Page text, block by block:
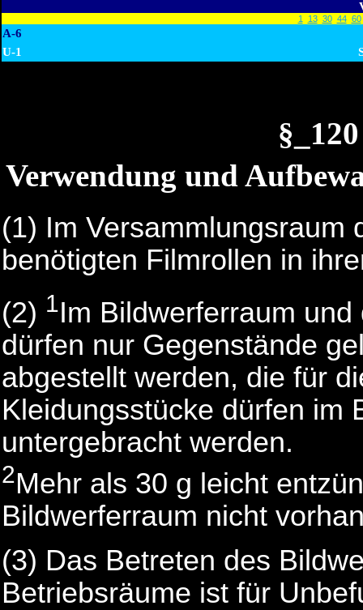
1 13 30 44 60
A-6
U-1
Verwendung und
(1) Im Versammlungsraum
benötigten Filmrollen in
(2) 1Im Bildwerferraum
dürfen nur Gegenstände
abgestellt werden, die für
Kleidungsstücke dürfen im
untergebracht werden.
2Mehr als 30 g leicht
Bildwerferraum nicht
(3) Das Betreten des
Betriebsräume ist für